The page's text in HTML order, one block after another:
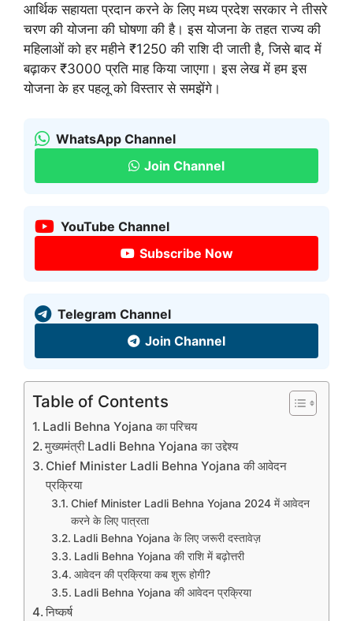
आर्थिक सहायता प्रदान करने के लिए मध्य प्रदेश सरकार ने तीसरे
चरण की योजना की घोषणा की है। इस योजना के तहत राज्य की
महिलाओं को हर महीने ₹1250 की राशि दी जाती है, जिसे बाद में
बढ़ाकर ₹3000 प्रति माह किया जाएगा। इस लेख में हम इस
योजना के हर पहलू को विस्तार से समझेंगे।
WhatsApp Channel
Join Channel
YouTube Channel
Subscribe Now
Telegram Channel
Join Channel
Table of Contents
Ladli Behna Yojana का परिचय
मुख्यमंत्री Ladli Behna Yojana का उद्देश्य
Chief Minister Ladli Behna Yojana की आवेदन
प्रक्रिया
Chief Minister Ladli Behna Yojana 2024 में आवेदन
करने के लिए पात्रता
Ladli Behna Yojana के लिए जरूरी दस्तावेज़
Ladli Behna Yojana की राशि में बढ़ोत्तरी
आवेदन की प्रक्रिया कब शुरू होगी?
Ladli Behna Yojana की आवेदन प्रक्रिया
निष्कर्ष